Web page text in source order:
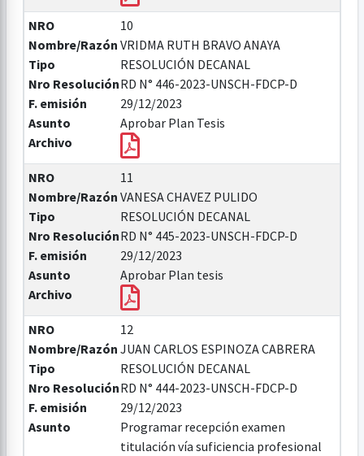
NRO
10
Nombre/Razón VRIDMA RUTH BRAVO ANAYA
Tipo
RESOLUCIÓN DECANAL
Nro ResoluciónRD N° 446-2023-UNSCH-FDCP-D
F. emisión
29/12/2023
Asunto
Aprobar Plan Tesis
Archivo
NRO
11
Nombre/Razón VANESA CHAVEZ PULIDO
Tipo
RESOLUCIÓN DECANAL
Nro ResoluciónRD N° 445-2023-UNSCH-FDCP-D
F. emisión
29/12/2023
Asunto
Aprobar Plan tesis
Archivo
NRO
12
Nombre/Razón JUAN CARLOS ESPINOZA CABRERA
Tipo
RESOLUCIÓN DECANAL
Nro ResoluciónRD N° 444-2023-UNSCH-FDCP-D
F. emisión
29/12/2023
Asunto
Programar recepción examen
titulación vía suficiencia profesional